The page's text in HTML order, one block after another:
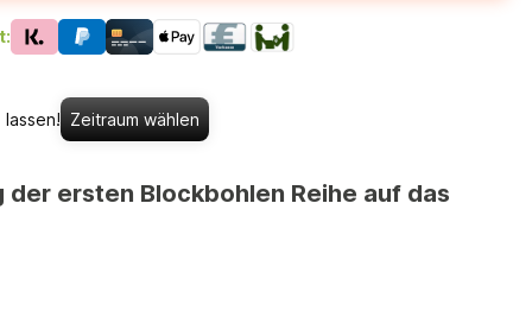
Zeitraum wählen
ersten Blockbohlen Reihe auf das